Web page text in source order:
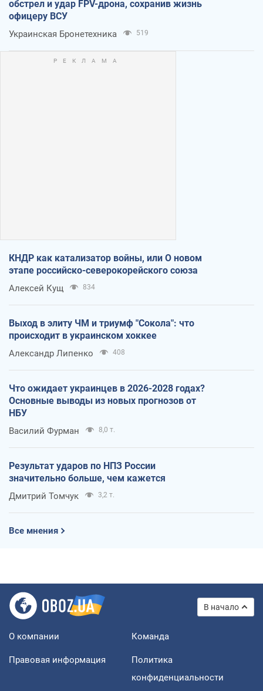
обстрел и удар FPV-дрона, сохранив жизнь
офицеру ВСУ
Украинская Бронетехника 519
КНДР как катализатор войны, или О новом
этапе российско-северокорейского союза
Алексей Кущ 834
Выход в элиту ЧМ и триумф "Сокола": что
происходит в украинском хоккее
Александр Липенко 408
Что ожидает украинцев в 2026-2028 годах?
Основные выводы из новых прогнозов от
НБУ
Василий Фурман 8,0 т.
Результат ударов по НПЗ России
значительно больше, чем кажется
Дмитрий Томчук 3,2 т.
Все мнения
В начало
О компании Команда
Правовая информация
Политика
конфиденциальности